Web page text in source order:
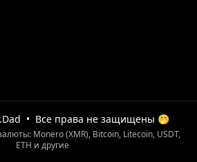
• Все права не защищены 🤭
Monero (XMR), Bitcoin, Litecoin, USDT,
ETH и другие